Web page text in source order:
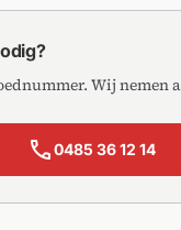
Wij nemen
call0485 36 12 14